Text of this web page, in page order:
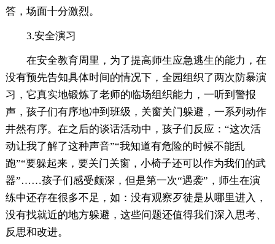
答，场面十分激烈。
3.安全演习
在安全教育周里，为了提高师生应急逃生的能力，在
没有预先告知具体时间的情况下，全园组织了两次防暴演
习，它真实地锻炼了老师的临场组织能力，一听到警报
声，孩子们有序地冲到班级，关窗关门躲避，一系列动作
井然有序。在之后的谈话活动中，孩子们反应：“这次活
动让我了解了这种声音”“我知道有危险的时候不能乱
跑”“要躲起来，要关门关窗，小椅子还可以作为我们的武
器”……孩子们感受颇深，但是第一次“遇袭”，师生在演
练中还存在很多不足，如：没有观察歹徒是从哪里进入，
没有找就近的地方躲避，这些问题还值得我们深入思考、
反思和改进。